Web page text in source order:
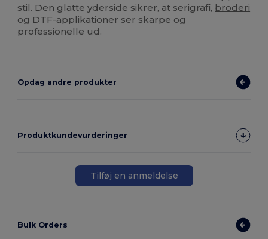
stil. Den glatte yderside sikrer, at serigrafi, broderi
og DTF-applikationer ser skarpe og
professionelle ud.
Opdag andre produkter
Produktkundevurderinger
Tilføj en anmeldelse
Bulk Orders